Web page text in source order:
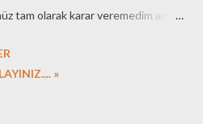
tam olarak karar veremedim ama
bir yerde pre-yazının, altına
sormak istediklerinizi yazmanızı
»